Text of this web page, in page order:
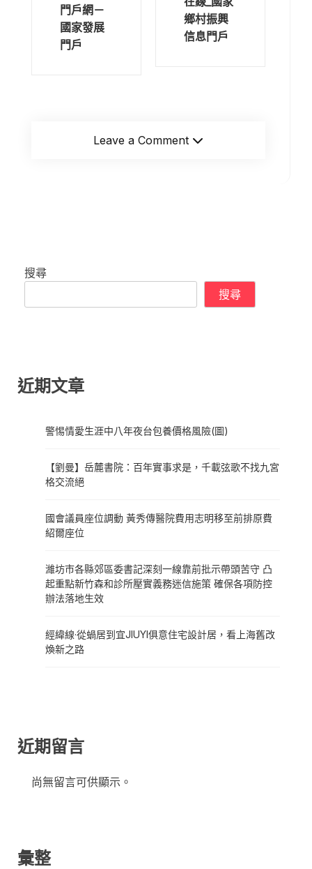
門戶網－
國家發展
門戶
鄉村振興
信息門戶
Leave a Comment
搜尋
搜尋
近期文章
警惕情愛生涯中八年夜台包養價格風險(圖)
【劉曼】岳麓書院：百年實事求是，千載弦歌不找九宮
格交流絕
國會議員座位調動 黃秀傳醫院費用志明移至前排原費
紹爾座位
濰坊市各縣郊區委書記深刻一線靠前批示帶頭苦守 凸
起重點新竹森和診所壓實義務迷信施策 確保各項防控
辦法落地生效
經緯線·從蝸居到宜JIUYI俱意住宅設計居，看上海舊改
煥新之路
近期留言
尚無留言可供顯示。
彙整